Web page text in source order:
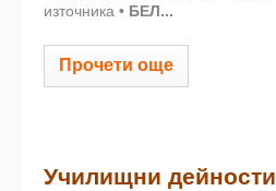
източника • БЕЛ...
Прочети още
Училищни дейности